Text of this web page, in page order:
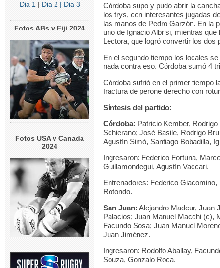
Dia 1 | Dia 2 | Dia 3
Fotos ABs v Fiji 2024
Fotos USA v Canada
2024
Córdoba supo y pudo abrir la
los trys, con interesantes jugadas
las manos de Pedro Garzón. En la
uno de Ignacio Albrisi, mientras
Lectora, que logró convertir los dos
En el segundo tiempo los locales
nada contra eso. Córdoba sumó 4
Córdoba sufrió en el primer tiempo
fractura de peroné derecho con
Síntesis del partido:
Córdoba: Patricio Kember,
Schierano; José Basile, Rodrigo
Agustín Simó, Santiago Bobadilla,
Ingresaron: Federico Fortuna,
Guillamondegui, Agustín Vaccari.
Entrenadores: Federico
Rotondo.
San Juan: Alejandro Madcur, Juan
Palacios; Juan Manuel Macchi (c),
Facundo Sosa; Juan Manuel
Juan Jiménez.
Ingresaron: Rodolfo Aballay,
Souza, Gonzalo Roca.